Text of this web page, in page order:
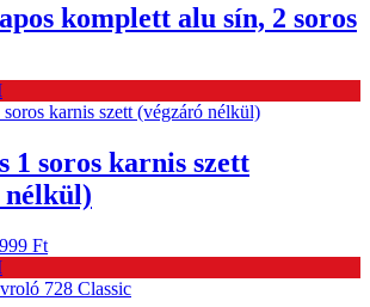
komplett alu sín, 2 soros
1 soros karnis szett
nélkül)
FtÁrtartomány:
999 Ft